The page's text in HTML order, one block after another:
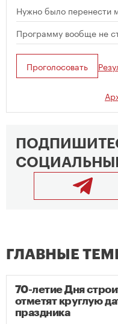
Нужно было перенести
Программу вообще не
Проголосовать
ГЛАВНЫЕ
70-летие Дня
отметят круглую
праздника